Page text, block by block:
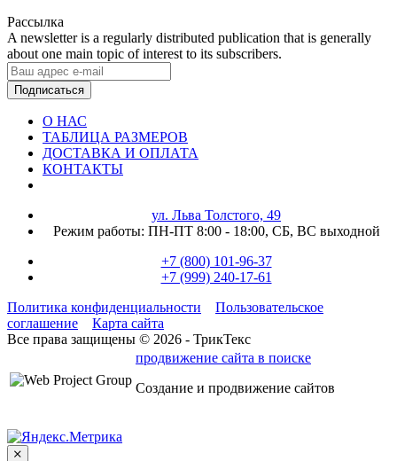
Рассылка
A newsletter is a regularly distributed publication that is generally
about one main topic of interest to its subscribers.
Подписаться
О НАС
ТАБЛИЦА РАЗМЕРОВ
ДОСТАВКА И ОПЛАТА
КОНТАКТЫ
ул. Льва Толстого, 49
Режим работы: ПН-ПТ 8:00 - 18:00, СБ, ВС выходной
+7 (800) 101-96-37
+7 (999) 240-17-61
Политика конфиденциальности
Пользовательское
соглашение
Карта сайта
Все права защищены © 2026 - ТрикТекс
продвижение сайта в поиске
Создание и продвижение сайтов